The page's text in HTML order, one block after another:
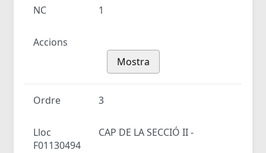
NC 1
Accions
Mostra
Ordre 3
Lloc
CAP DE LA SECCIÓ II -
F01130494